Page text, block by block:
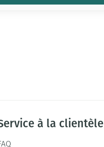
à la clientèle